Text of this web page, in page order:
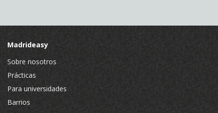
Madrideasy
Sobre nosotros
Prácticas
Para universidades
Barrios